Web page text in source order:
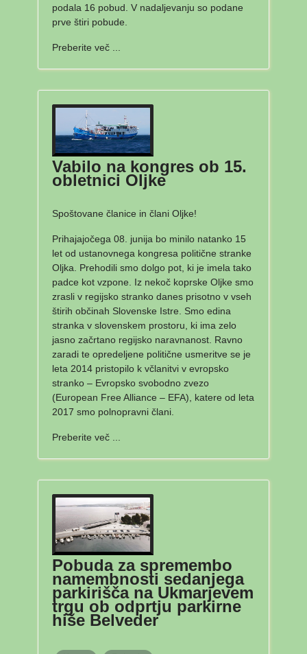
podala 16 pobud. V nadaljevanju so podane
prve štiri pobude.
Preberite več ...
Vabilo na kongres ob 15.
obletnici Oljke
Spoštovane članice in člani Oljke!
Prihajajočega 08. junija bo minilo natanko 15
let od ustanovnega kongresa politične stranke
Oljka. Prehodili smo dolgo pot, ki je imela tako
padce kot vzpone. Iz nekoč koprske Oljke smo
zrasli v regijsko stranko danes prisotno v vseh
štirih občinah Slovenske Istre. Smo edina
stranka v slovenskem prostoru, ki ima zelo
jasno začrtano regijsko naravnanost. Ravno
zaradi te opredeljene politične usmeritve se je
leta 2014 pristopilo k včlanitvi v evropsko
stranko – Evropsko svobodno zvezo
(European Free Alliance – EFA), katere od leta
2017 smo polnopravni člani.
Preberite več ...
Pobuda za spremembo
namembnosti sedanjega
parkirišča na Ukmarjevem
trgu ob odprtju parkirne
hiše Belveder